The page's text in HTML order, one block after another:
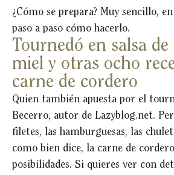
¿Cómo se prepara? Muy sencillo,
paso a paso cómo hacerlo.
Tournedó en salsa de
miel y otras ocho
carne de cordero
Quien también apuesta por el
Becerro, autor de Lazyblog.net.
filetes, las hamburguesas, las
como bien dice, la carne de
posibilidades. Si quieres ver con